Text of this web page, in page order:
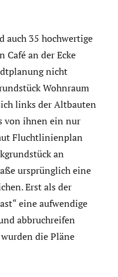
auch 35 hochwertige
Café an der Ecke
nicht
Wohnraum
links der Altbauten
von ihnen ein nur
Fluchtlinienplan
an
ursprünglich eine
Erst als der
eine aufwendige
abbruchreifen
die Pläne